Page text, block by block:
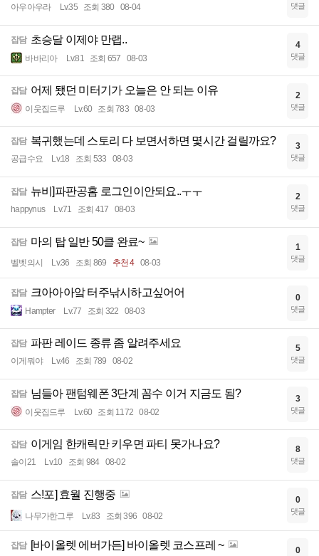
아우아우라 Lv.35 조회 380 08-04 댓글
잡담 초승달 이제야 만랩..
바바리아 Lv.81 조회 657 08-03
4
댓글
잡담 어제 됐던 미터기가 오늘은 안 되는 이유
이웃집드루 Lv.60 조회 783 08-03
2
댓글
잡담 복귀했는데 스토리 다 보면서하면 몇시간 걸릴까요?
공급수요 Lv.18 조회 533 08-03
3
댓글
잡담 뉴비]파판공홈 로그인이안되요..ㅜㅜ
happynus Lv.71 조회 417 08-03
2
댓글
잡담 마의 탑 일반 50클 완료~
벨벳의시 Lv.36 조회 869 추천 4 08-03
1
댓글
잡담 크아아아앜 터주낚시하고싶어어
Hampter Lv.77 조회 322 08-03
0
댓글
잡담 파판 레이드 종류 좀 알려주세요
이게뭐야 Lv.46 조회 789 08-02
5
댓글
잡담 님들아 팬텀웨폰 3단계 꼼수 이거 지금도 됨?
이웃집드루 Lv.60 조회 1172 08-02
3
댓글
잡담 이게임 한캐릭만 키우면 파티 못가나요?
솔이21 Lv.10 조회 984 08-02
8
댓글
잡담 스!포] 효월 진행중
나무가한그루 Lv.83 조회 396 08-02
0
댓글
잡담 [바이올렛 에버가든] 바이올렛 코스프레 ~ 0